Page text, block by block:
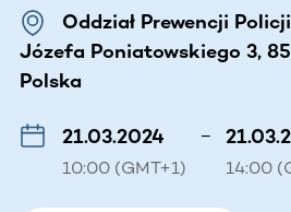
Oddział Prewencji
Józefa Poniatowskiego 3,
Polska
21.03.2024
10:00 (GMT+1)
–
14:00